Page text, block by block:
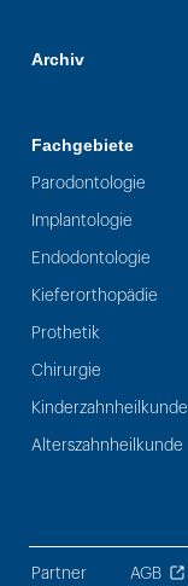
Archiv
Fachgebiete
Parodontologie
Implantologie
Endodontologie
Kieferorthopädie
Prothetik
Chirurgie
Kinderzahnheilkunde
Alterszahnheilkunde
Partner AGB